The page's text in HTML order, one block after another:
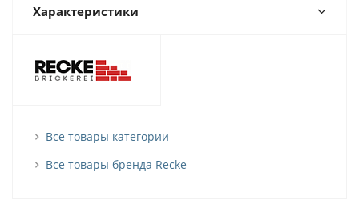
Характеристики
Все товары категории
Все товары бренда Recke